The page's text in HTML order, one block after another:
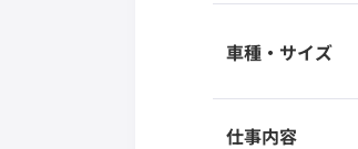
車種・サイズ
仕事内容